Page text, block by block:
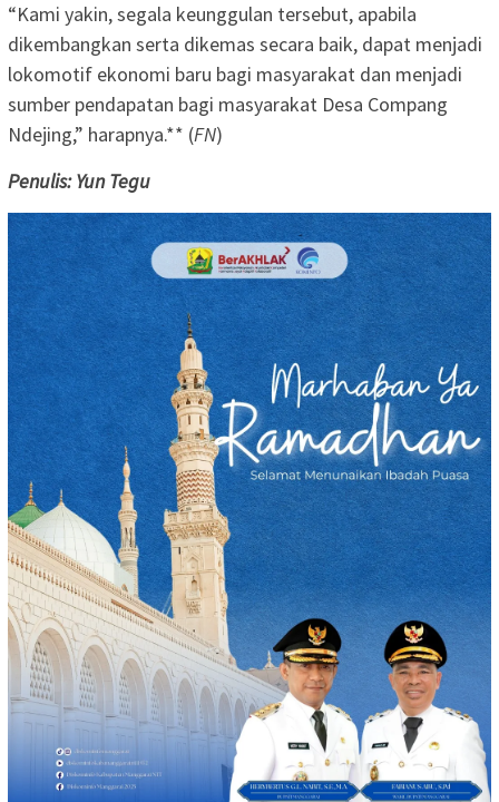
“Kami yakin, segala keunggulan tersebut, apabila
dikembangkan serta dikemas secara baik, dapat menjadi
lokomotif ekonomi baru bagi masyarakat dan menjadi
sumber pendapatan bagi masyarakat Desa Compang
Ndejing,” harapnya.** (FN)
Penulis: Yun Tegu